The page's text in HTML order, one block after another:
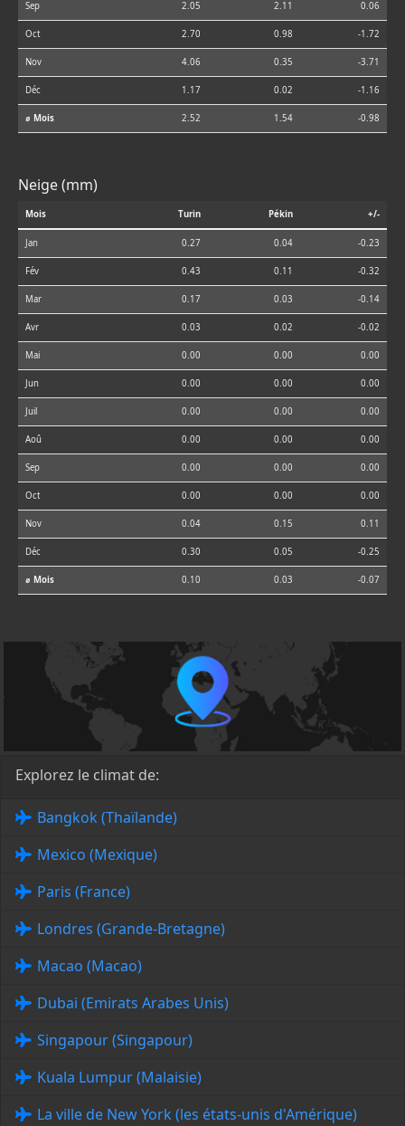
Sep 2.05 2.11 0.06
Oct 2.70 0.98 -1.72
Nov 4.06 0.35 -3.71
Déc 1.17 0.02 -1.16
⌀ Mois 2.52 1.54 -0.98
Neige (mm)
Mois Turin Pékin +/-
Jan 0.27 0.04 -0.23
Fév 0.43 0.11 -0.32
Mar 0.17 0.03 -0.14
Avr 0.03 0.02 -0.02
Mai 0.00 0.00 0.00
Jun 0.00 0.00 0.00
Juil 0.00 0.00 0.00
Aoû 0.00 0.00 0.00
Sep 0.00 0.00 0.00
Oct 0.00 0.00 0.00
Nov 0.04 0.15 0.11
Déc 0.30 0.05 -0.25
⌀ Mois 0.10 0.03 -0.07
Explorez le climat de:
Bangkok (Thaïlande)
Mexico (Mexique)
Paris (France)
Londres (Grande-Bretagne)
Macao (Macao)
Dubai (Emirats Arabes Unis)
Singapour (Singapour)
Kuala Lumpur (Malaisie)
La ville de New York (les états-unis d'Amérique)